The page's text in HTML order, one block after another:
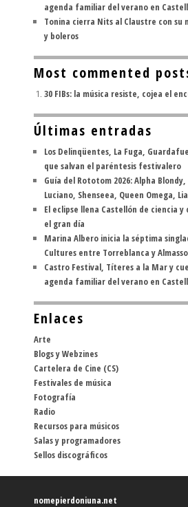
agenda familiar del verano en
Tonina cierra Nits al Claustre con su
y boleros
Most commented
30 FIBs: la música resiste, cojea el
Últimas entradas
Los Delinqüentes, La Fuga,
que salvan el paréntesis festivalero
Guía del Rototom 2026: Alpha
Luciano, Shenseea, Queen Omega,
El eclipse llena Castellón de ciencia
el gran día
Marina Albero inicia la séptima
Cultures entre Torreblanca y
Castro Festival, Títeres a la Mar y
agenda familiar del verano en
Enlaces
Arte
Blogs y Webzines
Cartelera de Cine (CS)
Festivales de música
Fotografía
Radio
Recursos para músicos
Salas y programadores
Sellos discográficos
nomepierdoniuna.net